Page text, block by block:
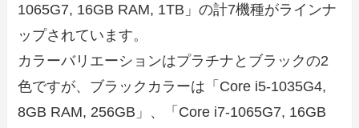
1065G7, 16GB RAM, 1TB」の計7機種がラインナ
ップされています。
カラーバリエーションはプラチナとブラックの2
色ですが、ブラックカラーは「Core i5-1035G4,
8GB RAM, 256GB」、「Core i7-1065G7, 16GB